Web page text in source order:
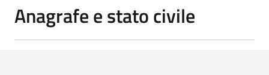
Anagrafe e stato civile